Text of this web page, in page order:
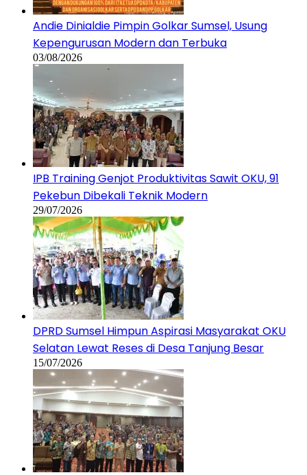
Andie Dinialdie Pimpin Golkar Sumsel, Usung
Kepengurusan Modern dan Terbuka
03/08/2026
IPB Training Genjot Produktivitas Sawit OKU, 91
Pekebun Dibekali Teknik Modern
29/07/2026
DPRD Sumsel Himpun Aspirasi Masyarakat OKU
Selatan Lewat Reses di Desa Tanjung Besar
15/07/2026